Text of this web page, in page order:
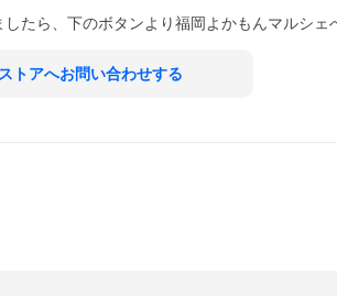
たら、下のボタンより福岡よかもんマルシェ
ストアへお問い合わせする